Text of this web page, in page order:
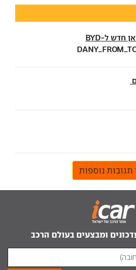
תגובות נוספות
ומבצעים בעולם הרכב